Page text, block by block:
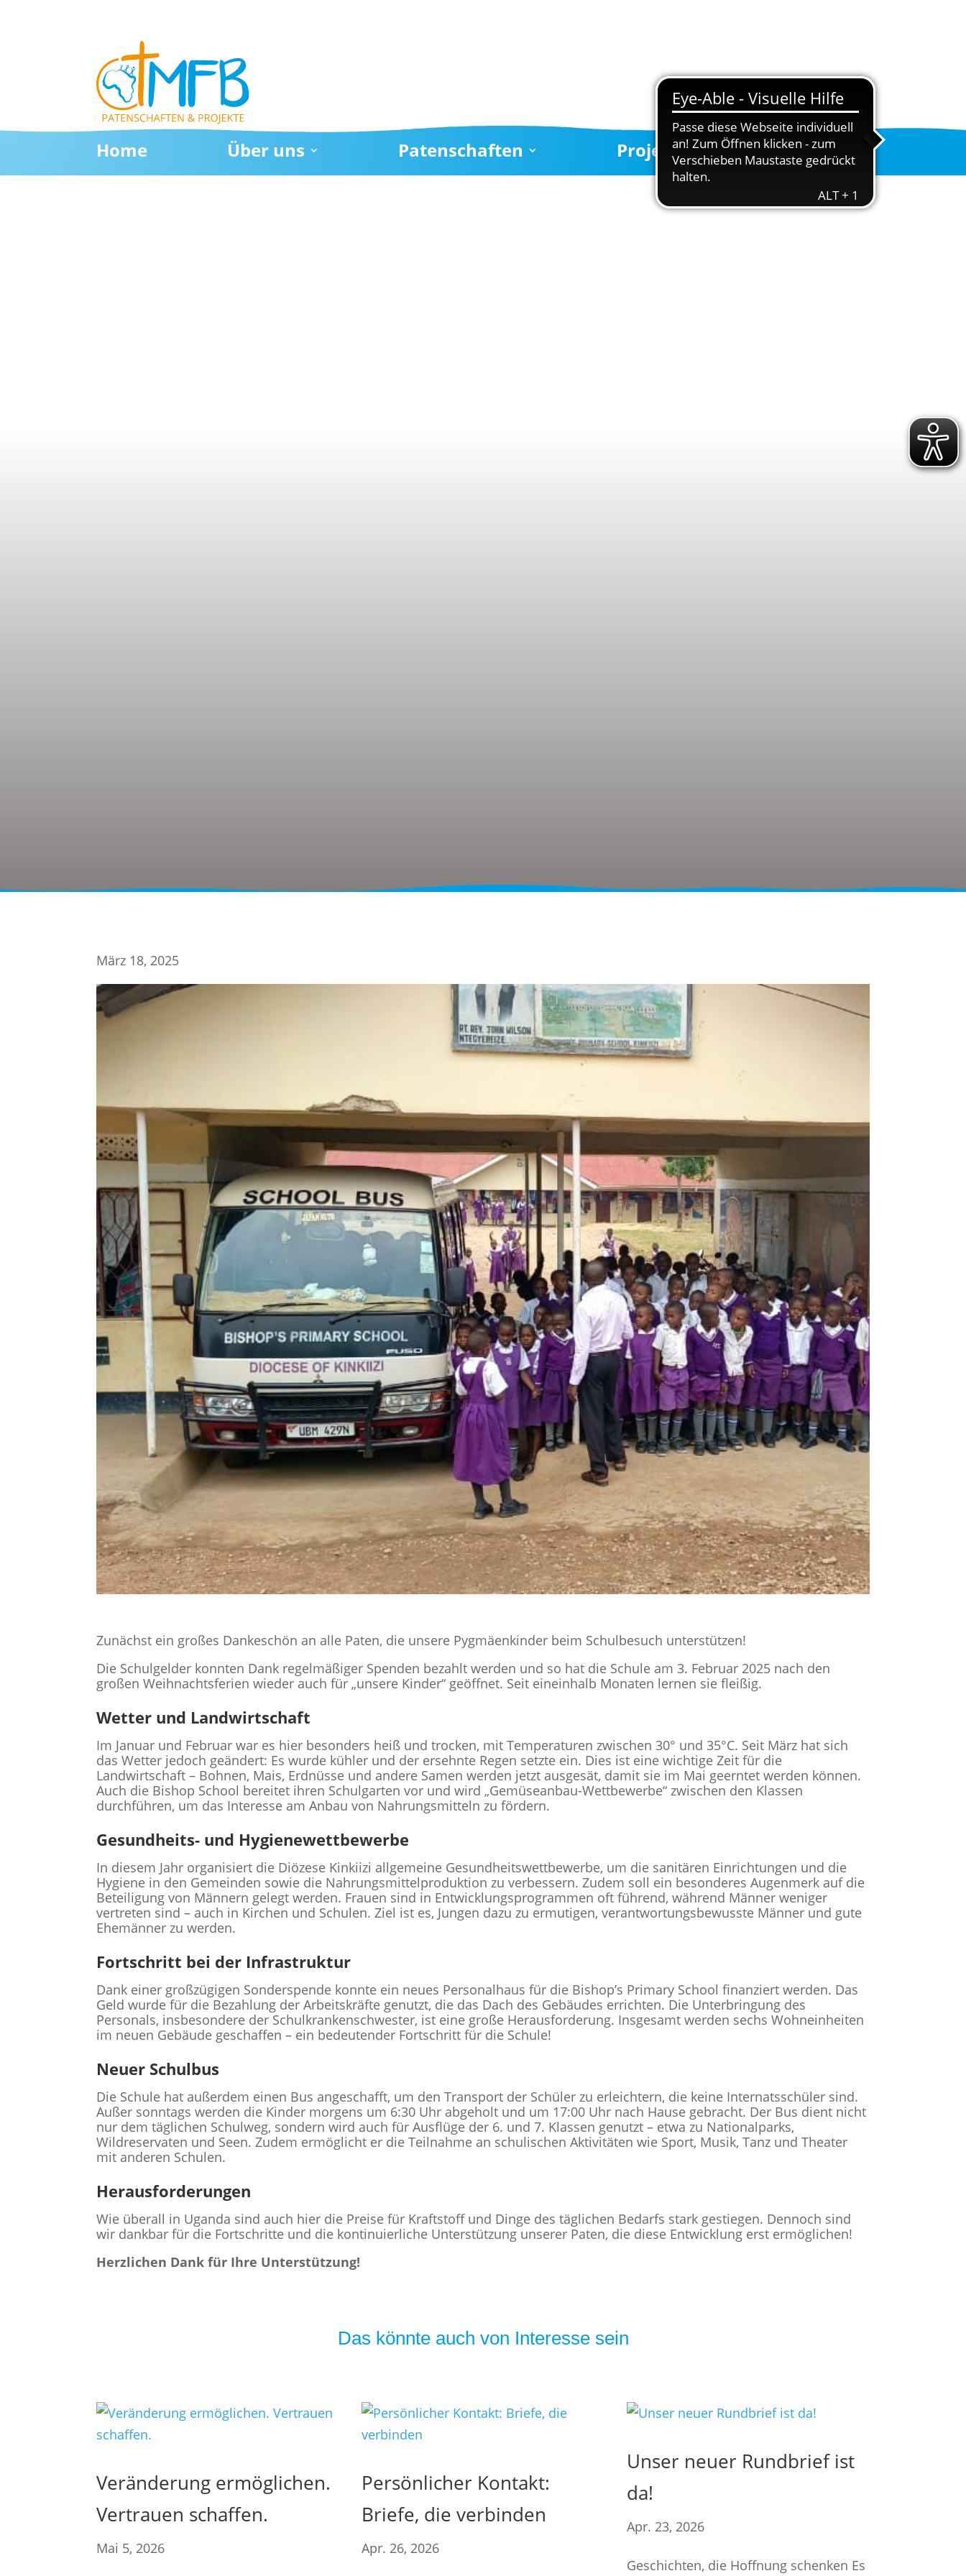
Home Über uns Patenschaften Projekte Helfen
März 18, 2025
Zunächst ein großes Dankeschön an alle Paten, die unsere Pygmäenkinder beim Schulbesuch unterstützen!
Die Schulgelder konnten Dank regelmäßiger Spenden bezahlt werden und so hat die Schule am 3. Februar 2025 nach den
großen Weihnachtsferien wieder auch für „unsere Kinder“ geöffnet. Seit eineinhalb Monaten lernen sie fleißig.
Wetter und Landwirtschaft
Im Januar und Februar war es hier besonders heiß und trocken, mit Temperaturen zwischen 30° und 35°C. Seit März hat sich
das Wetter jedoch geändert: Es wurde kühler und der ersehnte Regen setzte ein. Dies ist eine wichtige Zeit für die
Landwirtschaft – Bohnen, Mais, Erdnüsse und andere Samen werden jetzt ausgesät, damit sie im Mai geerntet werden können.
Auch die Bishop School bereitet ihren Schulgarten vor und wird „Gemüseanbau-Wettbewerbe“ zwischen den Klassen
durchführen, um das Interesse am Anbau von Nahrungsmitteln zu fördern.
Gesundheits- und Hygienewettbewerbe
In diesem Jahr organisiert die Diözese Kinkiizi allgemeine Gesundheitswettbewerbe, um die sanitären Einrichtungen und die
Hygiene in den Gemeinden sowie die Nahrungsmittelproduktion zu verbessern. Zudem soll ein besonderes Augenmerk auf die
Beteiligung von Männern gelegt werden. Frauen sind in Entwicklungsprogrammen oft führend, während Männer weniger
vertreten sind – auch in Kirchen und Schulen. Ziel ist es, Jungen dazu zu ermutigen, verantwortungsbewusste Männer und gute
Ehemänner zu werden.
Fortschritt bei der Infrastruktur
Dank einer großzügigen Sonderspende konnte ein neues Personalhaus für die Bishop’s Primary School finanziert werden. Das
Geld wurde für die Bezahlung der Arbeitskräfte genutzt, die das Dach des Gebäudes errichten. Die Unterbringung des
Personals, insbesondere der Schulkrankenschwester, ist eine große Herausforderung. Insgesamt werden sechs Wohneinheiten
im neuen Gebäude geschaffen – ein bedeutender Fortschritt für die Schule!
Neuer Schulbus
Die Schule hat außerdem einen Bus angeschafft, um den Transport der Schüler zu erleichtern, die keine Internatsschüler sind.
Außer sonntags werden die Kinder morgens um 6:30 Uhr abgeholt und um 17:00 Uhr nach Hause gebracht. Der Bus dient nicht
nur dem täglichen Schulweg, sondern wird auch für Ausflüge der 6. und 7. Klassen genutzt – etwa zu Nationalparks,
Wildreservaten und Seen. Zudem ermöglicht er die Teilnahme an schulischen Aktivitäten wie Sport, Musik, Tanz und Theater
mit anderen Schulen.
Herausforderungen
Wie überall in Uganda sind auch hier die Preise für Kraftstoff und Dinge des täglichen Bedarfs stark gestiegen. Dennoch sind
wir dankbar für die Fortschritte und die kontinuierliche Unterstützung unserer Paten, die diese Entwicklung erst ermöglichen!
Herzlichen Dank für Ihre Unterstützung!
Das könnte auch von Interesse sein
Veränderung ermöglichen.
Vertrauen schaffen.
Mai 5, 2026
Persönlicher Kontakt:
Briefe, die verbinden
Apr. 26, 2026
Unser neuer Rundbrief ist
da!
Apr. 23, 2026
Geschichten, die Hoffnung schenken Es